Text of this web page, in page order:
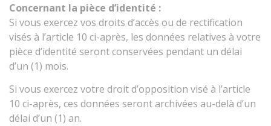
Concernant la pièce d’identité :
Si vous exercez vos droits d’accès ou de rectification
visés à l’article 10 ci-après, les données relatives à votre
pièce d’identité seront conservées pendant un délai
d’un (1) mois.
Si vous exercez votre droit d’opposition visé à l’article
10 ci-après, ces données seront archivées au-delà d’un
délai d’un (1) an.